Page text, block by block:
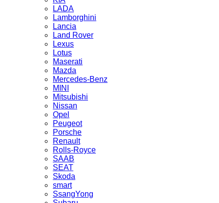
LADA
Lamborghini
Lancia
Land Rover
Lexus
Lotus
Maserati
Mazda
Mercedes-Benz
MINI
Mitsubishi
Nissan
Opel
Peugeot
Porsche
Renault
Rolls-Royce
SAAB
SEAT
Skoda
smart
SsangYong